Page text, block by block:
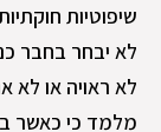
שיפוטיות
לא יבחר בחבר
לא ראויה או לא
מלמד כי כאשר